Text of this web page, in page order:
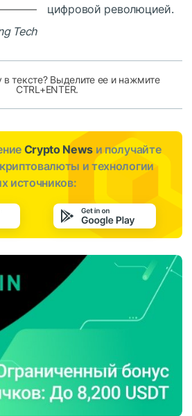
цифровой революцией.
Tech
тексте? Выделите ее и нажмите
CTRL+ENTER.
Crypto News и получайте
и технологии
источников: